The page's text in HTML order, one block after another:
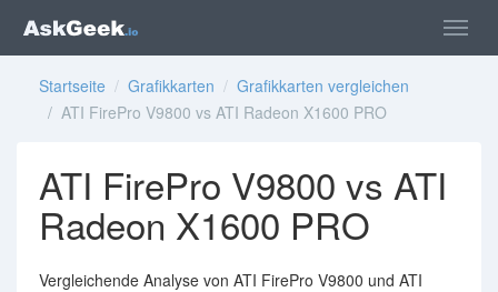
Startseite / Grafikkarten / Grafikkarten vergleichen
/ ATI FirePro V9800 vs ATI Radeon X1600 PRO
ATI FirePro V9800 vs ATI
Radeon X1600 PRO
Vergleichende Analyse von ATI FirePro V9800 und ATI